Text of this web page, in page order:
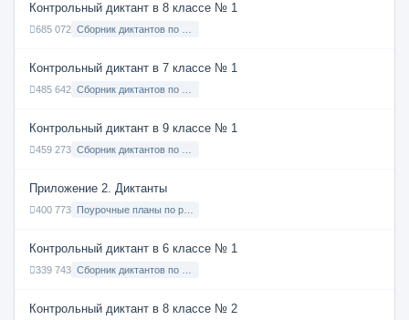
Контрольный диктант в 8 классе № 1
685 072
Контрольный диктант в 7 классе № 1
485 642
Контрольный диктант в 9 классе № 1
459 273
Приложение 2. Диктанты
400 773
Контрольный диктант в 6 классе № 1
339 743
Контрольный диктант в 8 классе № 2